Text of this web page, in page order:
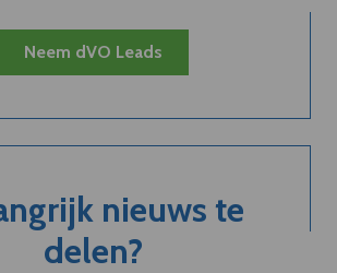
Neem dVO Leads
nieuws te
delen?